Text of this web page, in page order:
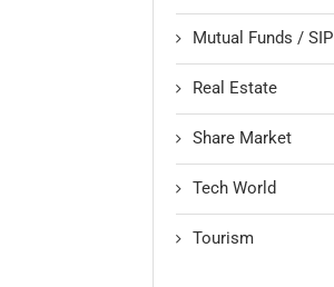
Mutual Funds / SIP
Real Estate
Share Market
Tech World
Tourism